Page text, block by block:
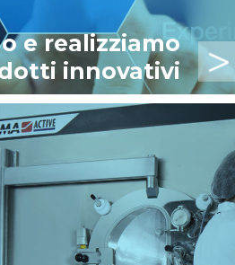
e realizziamo
innovativi